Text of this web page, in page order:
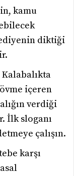
kamu
diktiği
içeren
verdiği
İlk sloganı
çalışın.
karşı